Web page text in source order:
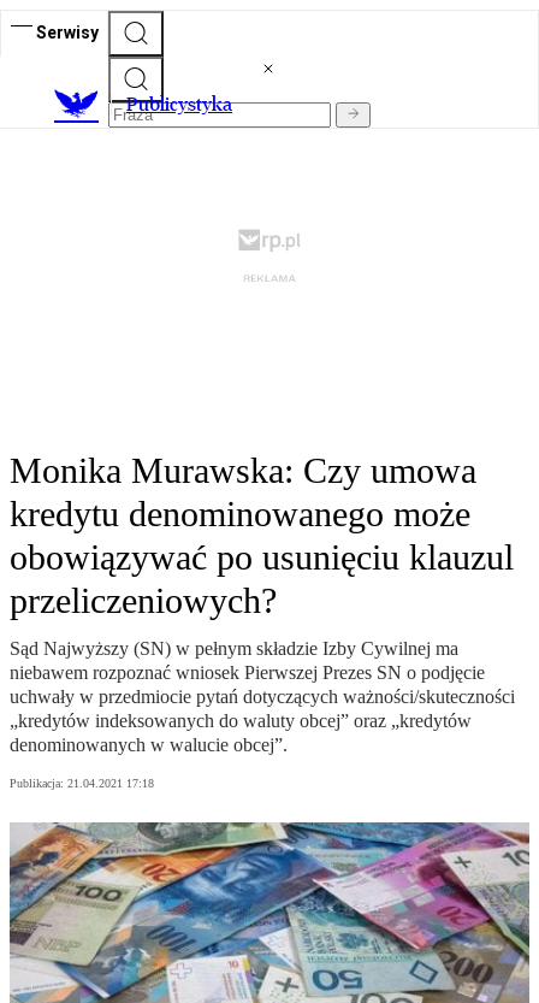
Serwisy
Publicystyka
Monika Murawska: Czy umowa
kredytu denominowanego może
obowiązywać po usunięciu klauzul
przeliczeniowych?
Sąd Najwyższy (SN) w pełnym składzie Izby Cywilnej ma
niebawem rozpoznać wniosek Pierwszej Prezes SN o podjęcie
uchwały w przedmiocie pytań dotyczących ważności/skuteczności
„kredytów indeksowanych do waluty obcej” oraz „kredytów
denominowanych w walucie obcej”.
Publikacja: 21.04.2021 17:18